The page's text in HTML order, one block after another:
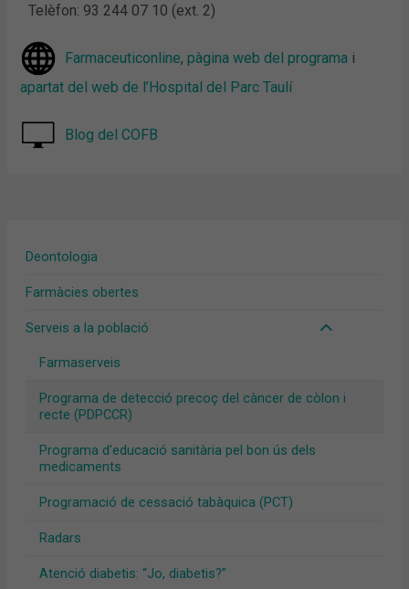
Deontologia
Farmàcies obertes
Serveis a la població
Farmaserveis
Programa de detecció precoç del càncer de còlon i
recte (PDPCCR)
Programa d’educació sanitària pel bon ús dels
medicaments
Programació de cessació tabàquica (PCT)
Radars
Atenció diabetis: “Jo, diabetis?”
Telèfon: 93 244 07 10 (ext. 2)
Farmaceuticonline,pàgina web del programa i
apartat del web de l’Hospital del Parc Taulí
Blog del COFB